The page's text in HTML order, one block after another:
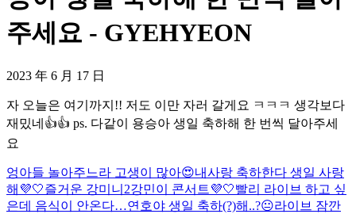
주세요 - GYEHYEON
2023 年 6 月 17 日
자 오늘은 여기까지!! 저도 이만 자러 갈게요 ㅋㅋㅋ 생각보다
재밌네👍👍 ps. 다같이 용승아 생일 축하해 한 번씩 달아주세
요
엉아들 놀아주느라 고생이 많아😍내사랑 축하한다 생일 사랑
해💜🤍즐거운 강미니2강민이 콘서트💜🤍빨리 라이브 하고 싶
은데 음식이 안온다…연호야 생일 축하(?)해..?😐라이브 잠깐